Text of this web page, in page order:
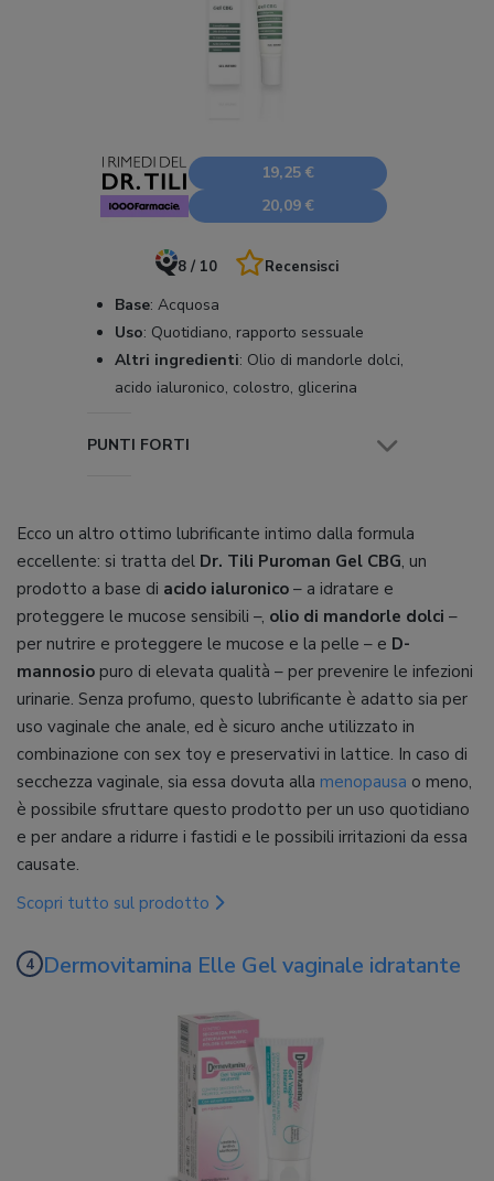
19,25 €
20,09 €
8 / 10 Recensisci
Base: Acquosa
Uso: Quotidiano, rapporto sessuale
Altri ingredienti: Olio di mandorle dolci,
acido ialuronico, colostro, glicerina
PUNTI FORTI
Ecco un altro ottimo lubrificante intimo dalla formula
eccellente: si tratta del Dr. Tili Puroman Gel CBG, un
prodotto a base di acido ialuronico – a idratare e
proteggere le mucose sensibili –, olio di mandorle dolci –
per nutrire e proteggere le mucose e la pelle – e D-
mannosio puro di elevata qualità – per prevenire le infezioni
urinarie. Senza profumo, questo lubrificante è adatto sia per
uso vaginale che anale, ed è sicuro anche utilizzato in
combinazione con sex toy e preservativi in lattice. In caso di
secchezza vaginale, sia essa dovuta alla menopausa o meno,
è possibile sfruttare questo prodotto per un uso quotidiano
e per andare a ridurre i fastidi e le possibili irritazioni da essa
causate.
Scopri tutto sul prodotto
Dermovitamina Elle Gel vaginale idratante